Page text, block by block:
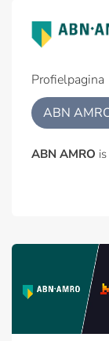
Profielpagina
ABN
ABN AMRO